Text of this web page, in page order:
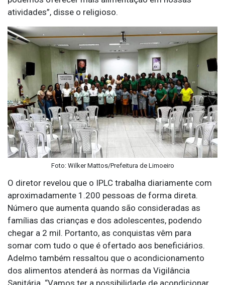
atividades”, disse o religioso.
Foto: Wilker Mattos/Prefeitura de Limoeiro
O diretor revelou que o IPLC trabalha diariamente com
aproximadamente 1.200 pessoas de forma direta.
Número que aumenta quando são consideradas as
famílias das crianças e dos adolescentes, podendo
chegar a 2 mil. Portanto, as conquistas vêm para
somar com tudo o que é ofertado aos beneficiários.
Adelmo também ressaltou que o acondicionamento
dos alimentos atenderá às normas da Vigilância
Sanitária. “Vamos ter a possibilidade de acondicionar